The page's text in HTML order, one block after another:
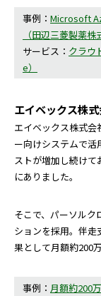
事例： Microsoft
（田辺三菱製薬株
サービス： クラウ
e）
エイベックス株
エイベックス株式
ー向けシステムで
ストが増加し続けて
にありました。
そこで、パーソルク
ションを採用。伴
果として月額約200
事例： 月額約200